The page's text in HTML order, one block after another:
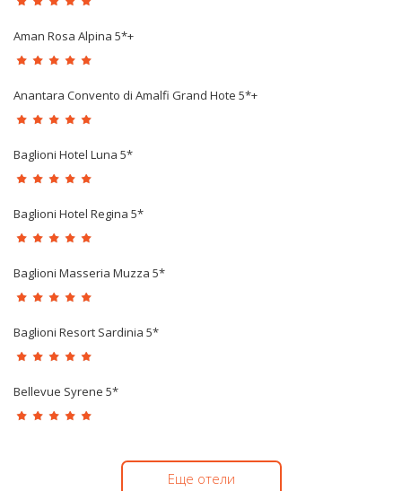
Aman Rosa Alpina 5*+
Anantara Convento di Amalfi Grand Hote 5*+
Baglioni Hotel Luna 5*
Baglioni Hotel Regina 5*
Baglioni Masseria Muzza 5*
Baglioni Resort Sardinia 5*
Bellevue Syrene 5*
Еще отели